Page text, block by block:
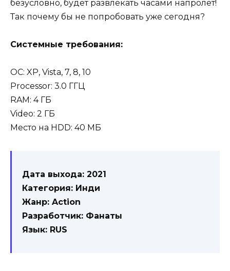
безусловно, будет развлекать часами напролет!
Так почему бы не попробовать уже сегодня?
Системные требования:
OC: XP, Vista, 7, 8, 10
Processor: 3.0 ГГЦ
RAM: 4 ГБ
Video: 2 ГБ
Место на HDD: 40 МБ
Дата выхода: 2021
Категория: Инди
Жанр: Action
Разработчик: Фанаты
Язык: RUS